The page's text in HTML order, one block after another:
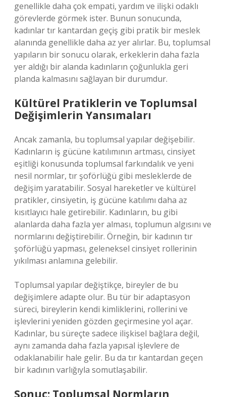
genellikle daha çok empati, yardım ve ilişki odaklı
görevlerde görmek ister. Bunun sonucunda,
kadınlar tır kantardan geçiş gibi pratik bir meslek
alanında genellikle daha az yer alırlar. Bu, toplumsal
yapıların bir sonucu olarak, erkeklerin daha fazla
yer aldığı bir alanda kadınların çoğunlukla geri
planda kalmasını sağlayan bir durumdur.
Kültürel Pratiklerin ve Toplumsal
Değişimlerin Yansımaları
Ancak zamanla, bu toplumsal yapılar değişebilir.
Kadınların iş gücüne katılımının artması, cinsiyet
eşitliği konusunda toplumsal farkındalık ve yeni
nesil normlar, tır şoförlüğü gibi mesleklerde de
değişim yaratabilir. Sosyal hareketler ve kültürel
pratikler, cinsiyetin, iş gücüne katılımı daha az
kısıtlayıcı hale getirebilir. Kadınların, bu gibi
alanlarda daha fazla yer alması, toplumun algısını ve
normlarını değiştirebilir. Örneğin, bir kadının tır
şoförlüğü yapması, geleneksel cinsiyet rollerinin
yıkılması anlamına gelebilir.
Toplumsal yapılar değiştikçe, bireyler de bu
değişimlere adapte olur. Bu tür bir adaptasyon
süreci, bireylerin kendi kimliklerini, rollerini ve
işlevlerini yeniden gözden geçirmesine yol açar.
Kadınlar, bu süreçte sadece ilişkisel bağlara değil,
aynı zamanda daha fazla yapısal işlevlere de
odaklanabilir hale gelir. Bu da tır kantardan geçen
bir kadının varlığıyla somutlaşabilir.
Sonuç: Toplumsal Normların